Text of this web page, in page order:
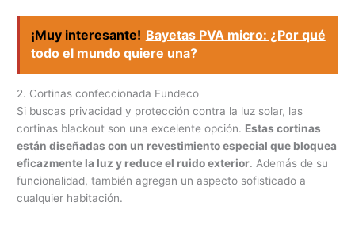
¡Muy interesante! Bayetas PVA micro: ¿Por qué
todo el mundo quiere una?
2. Cortinas confeccionada Fundeco
Si buscas privacidad y protección contra la luz solar, las
cortinas blackout son una excelente opción. Estas cortinas
están diseñadas con un revestimiento especial que bloquea
eficazmente la luz y reduce el ruido exterior. Además de su
funcionalidad, también agregan un aspecto sofisticado a
cualquier habitación.